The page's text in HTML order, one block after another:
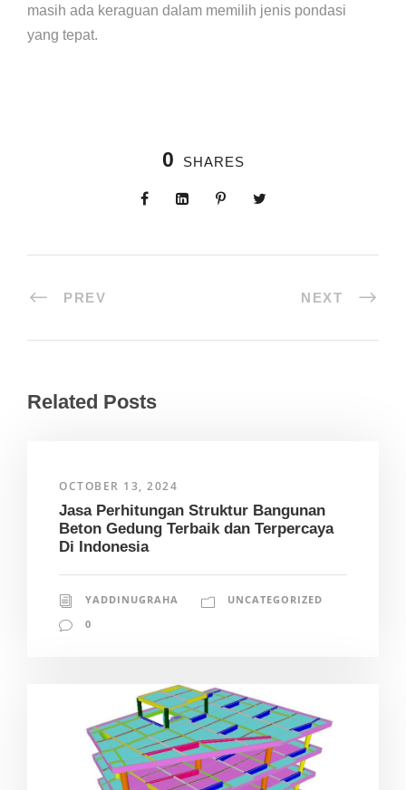
masih ada keraguan dalam memilih jenis pondasi
yang tepat.
0 SHARES
PREV NEXT
Related Posts
OCTOBER 13, 2024
Jasa Perhitungan Struktur Bangunan
Beton Gedung Terbaik dan Terpercaya
Di Indonesia
YADDINUGRAHA
UNCATEGORIZED
0